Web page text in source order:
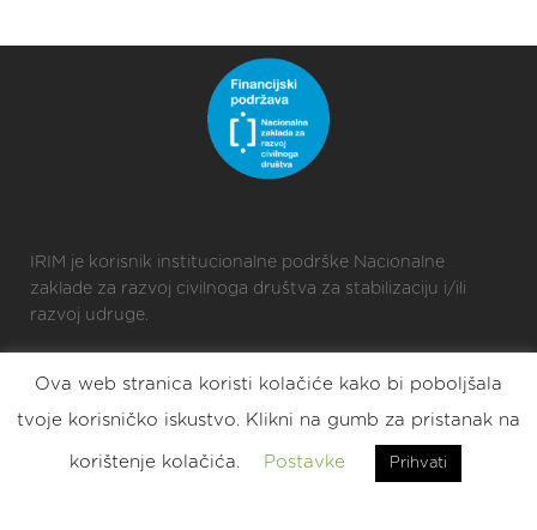
IRIM je korisnik institucionalne podrške Nacionalne
zaklade za razvoj civilnoga društva za stabilizaciju i/ili
razvoj udruge.
Eat. Sleep. DIY. Repeat.
Ova web stranica koristi kolačiće kako bi poboljšala
tvoje korisničko iskustvo. Klikni na gumb za pristanak na
korištenje kolačića. Postavke Prihvati